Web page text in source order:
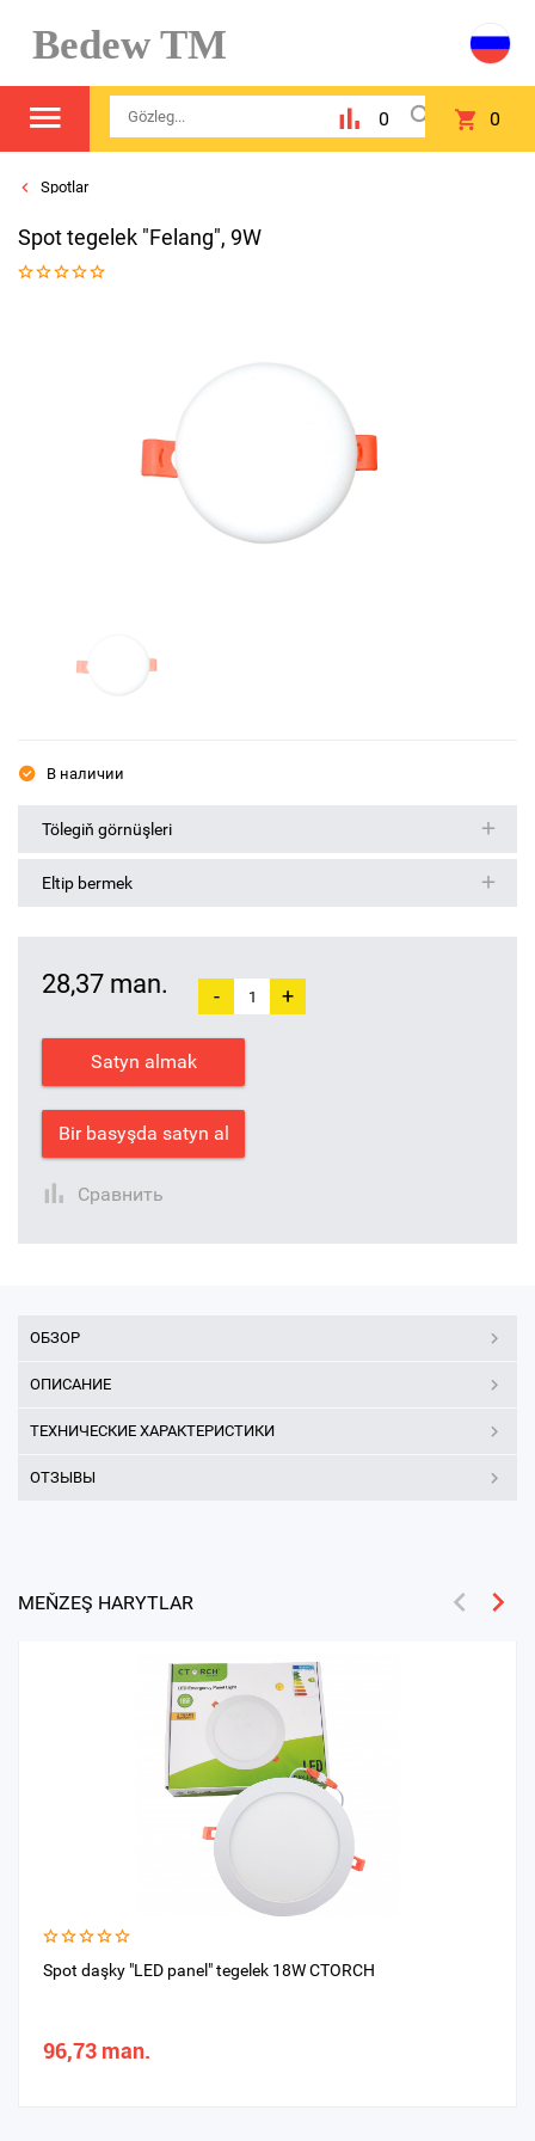
Bedew TM
0 0
Spotlar
Spot tegelek "Felang", 9W
В наличии
Tölegiň görnüşleri
Eltip bermek
28,37 man. - +
Satyn almak
Bir basyşda satyn al
Сравнить
ОБЗОР
ОПИСАНИЕ
ТЕХНИЧЕСКИЕ ХАРАКТЕРИСТИКИ
ОТЗЫВЫ
MEŇZEŞ HARYTLAR
Spot daşky "LED panel" tegelek 18W CTORCH
96,73 man.